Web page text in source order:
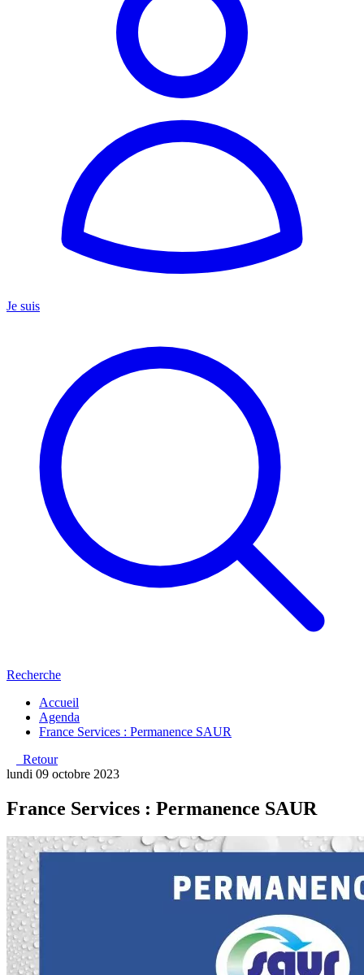
Je suis
Recherche
Accueil
Agenda
France Services : Permanence SAUR
Retour
lundi 09 octobre 2023
France Services : Permanence SAUR